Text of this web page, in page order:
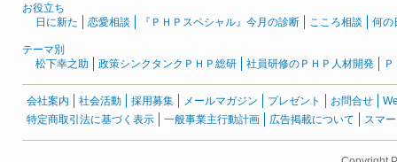
お役立ち
日に新た
恋愛相談 『ＰＨＰスペシャル』今月の診断 こころ相談 何の
テーマ別
松下幸之助
政策シンクタンクＰＨＰ総研 社員研修のＰＨＰ人材開発
会社案内 社会活動 採用募集 メールマガジン プレゼント お問合せ
特定商取引法に基づく表示
一般事業主行動計画 広告掲載について スマ